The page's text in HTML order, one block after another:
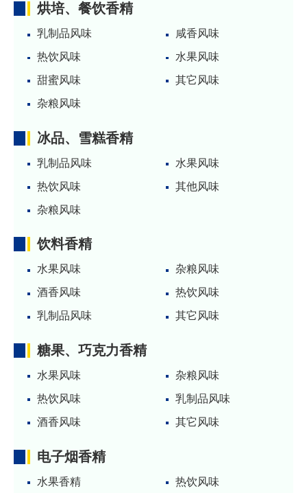
烘培、餐饮香精
乳制品风味
咸香风味
热饮风味
水果风味
甜蜜风味
其它风味
杂粮风味
冰品、雪糕香精
乳制品风味
水果风味
热饮风味
其他风味
杂粮风味
饮料香精
水果风味
杂粮风味
酒香风味
热饮风味
乳制品风味
其它风味
糖果、巧克力香精
水果风味
杂粮风味
热饮风味
乳制品风味
酒香风味
其它风味
电子烟香精
水果香精
热饮风味